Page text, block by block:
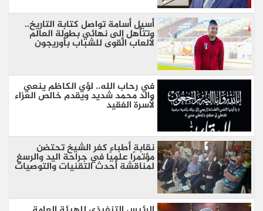
أسيل أسامة تواصل كتابة التاريخ..
وتتأهل إلى نهائي بطولة العالم
لألعاب القوى للشباب بأوريجون
في رحاب الله.. لؤي الكاظم ينعي
والد محمد شديد ويقدم خالص العزاء
لأسرة الفقيد
نقابة أطباء كفر الشيخ تحتضن
مؤتمرًا علميًا في جراحة اليد والرسغ
لمناقشة أحدث التقنيات والتوصيات